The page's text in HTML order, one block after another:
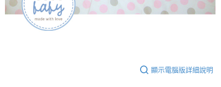
顯示電腦版詳細說明